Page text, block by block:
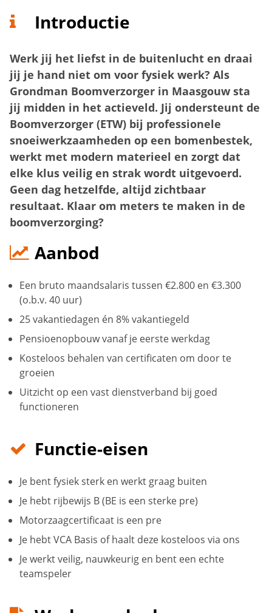
Introductie
Werk jij het liefst in de buitenlucht en draai
jij je hand niet om voor fysiek werk? Als
Grondman Boomverzorger in Maasgouw sta
jij midden in het actieveld. Jij ondersteunt de
Boomverzorger (ETW) bij professionele
snoeiwerkzaamheden op een bomenbestek,
werkt met modern materieel en zorgt dat
elke klus veilig en strak wordt uitgevoerd.
Geen dag hetzelfde, altijd zichtbaar
resultaat. Klaar om meters te maken in de
boomverzorging?
Aanbod
Een bruto maandsalaris tussen €2.800 en €3.300
(o.b.v. 40 uur)
25 vakantiedagen én 8% vakantiegeld
Pensioenopbouw vanaf je eerste werkdag
Kosteloos behalen van certificaten om door te
groeien
Uitzicht op een vast dienstverband bij goed
functioneren
Functie-eisen
Je bent fysiek sterk en werkt graag buiten
Je hebt rijbewijs B (BE is een sterke pre)
Motorzaagcertificaat is een pre
Je hebt VCA Basis of haalt deze kosteloos via ons
Je werkt veilig, nauwkeurig en bent een echte
teamspeler